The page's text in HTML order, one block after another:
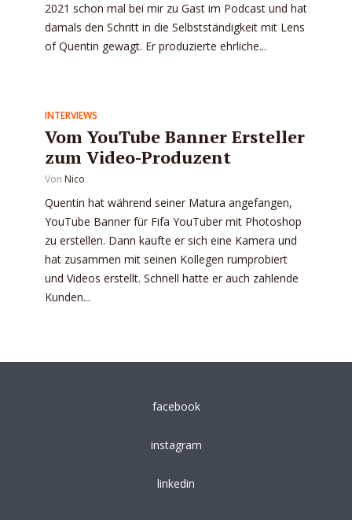
2021 schon mal bei mir zu Gast im Podcast und hat
damals den Schritt in die Selbstständigkeit mit Lens
of Quentin gewagt. Er produzierte ehrliche...
INTERVIEWS
Vom YouTube Banner Ersteller
zum Video-Produzent
Von Nico
Quentin hat während seiner Matura angefangen,
YouTube Banner für Fifa YouTuber mit Photoshop
zu erstellen. Dann kaufte er sich eine Kamera und
hat zusammen mit seinen Kollegen rumprobiert
und Videos erstellt. Schnell hatte er auch zahlende
Kunden...
facebook
instagram
linkedin